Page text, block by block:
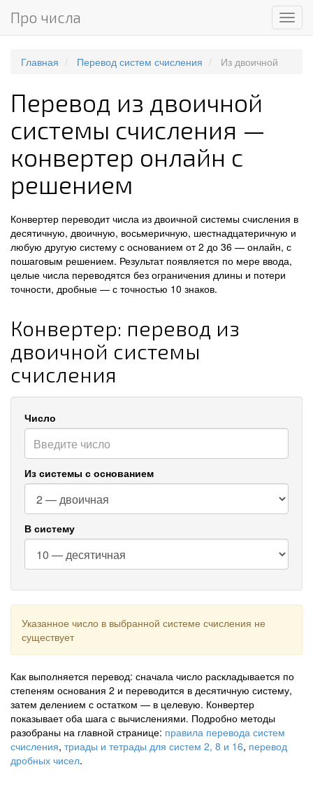
Меню
Про числа
Главная Перевод систем счисления Из двоичной
Перевод из двоичной
системы счисления —
конвертер онлайн с
решением
Конвертер переводит числа из двоичной системы счисления в
десятичную, двоичную, восьмеричную, шестнадцатеричную и
любую другую систему с основанием от 2 до 36 — онлайн, с
пошаговым решением. Результат появляется по мере ввода,
целые числа переводятся без ограничения длины и потери
точности, дробные — с точностью 10 знаков.
Конвертер: перевод из
двоичной системы
счисления
Число
Из системы с основанием
В систему
Указанное число в выбранной системе счисления не
существует
Как выполняется перевод: сначала число раскладывается по
степеням основания 2 и переводится в десятичную систему,
затем делением с остатком — в целевую. Конвертер
показывает оба шага с вычислениями. Подробно методы
разобраны на главной странице: правила перевода систем
счисления, триады и тетрады для систем 2, 8 и 16, перевод
дробных чисел.